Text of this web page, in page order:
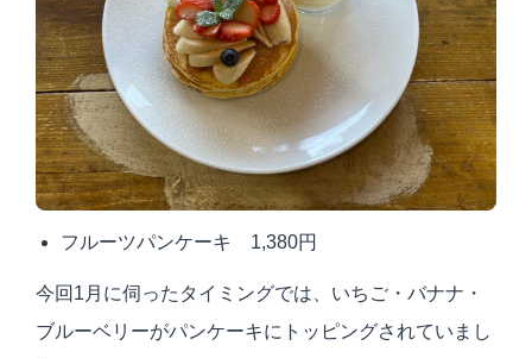
フルーツパンケーキ 1,380円
今回1月に伺ったタイミングでは、いちご・バナナ・
ブルーベリーがパンケーキにトッピングされていまし